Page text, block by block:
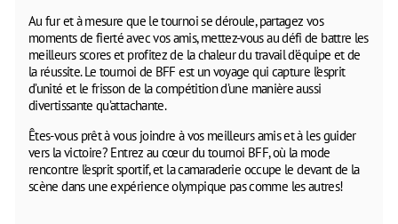
Au fur et à mesure que le tournoi se déroule, partagez vos
moments de fierté avec vos amis, mettez-vous au défi de battre les
meilleurs scores et profitez de la chaleur du travail d’équipe et de
la réussite. Le tournoi de BFF est un voyage qui capture l’esprit
d’unité et le frisson de la compétition d’une manière aussi
divertissante qu’attachante.
Êtes-vous prêt à vous joindre à vos meilleurs amis et à les guider
vers la victoire? Entrez au cœur du tournoi BFF, où la mode
rencontre l’esprit sportif, et la camaraderie occupe le devant de la
scène dans une expérience olympique pas comme les autres!